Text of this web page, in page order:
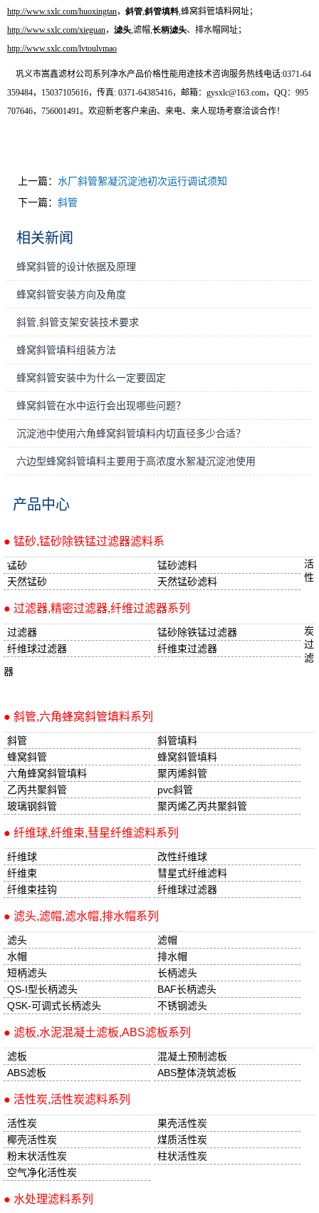
http://www.sxlc.com/huoxingtan， 斜管,斜管填料,蜂窝斜管填料网址；
http://www.sxlc.com/xieguan， 滤头,滤帽,长柄滤头、排水帽网址；
http://www.sxlc.com/lvtoulvmao
巩义市嵩鑫滤材公司系列净水产品价格性能用途技术咨询服务热线电话:0371-64
359484， 15037105616， 传真: 0371-64385416， 邮箱： gysxlc@163.com， QQ： 995
707646， 756001491。欢迎新老客户来函、来电、来人现场考察洽谈合作！
上一篇： 水厂斜管絮凝沉淀池初次运行调试须知
下一篇： 斜管
相关新闻
蜂窝斜管的设计依据及原理
蜂窝斜管安装方向及角度
斜管,斜管支架安装技术要求
蜂窝斜管填料组装方法
蜂窝斜管安装中为什么一定要固定
蜂窝斜管在水中运行会出现哪些问题？
沉淀池中使用六角蜂窝斜管填料内切直径多少合适？
六边型蜂窝斜管填料主要用于高浓度水絮凝沉淀池使用
产品中心
● 锰砂,锰砂除铁锰过滤器滤料系
锰砂
锰砂滤料
天然锰砂
天然锰砂滤料
● 过滤器,精密过滤器,纤维过滤器系列
过滤器
锰砂除铁锰过滤器
纤维球过滤器
纤维束过滤器
活
性
炭
过
滤
器
● 斜管,六角蜂窝斜管填料系列
斜管
斜管填料
蜂窝斜管
蜂窝斜管填料
六角蜂窝斜管填料
聚丙烯斜管
乙丙共聚斜管
pvc斜管
玻璃钢斜管
聚丙烯乙丙共聚斜管
● 纤维球,纤维束,彗星纤维滤料系列
纤维球
改性纤维球
纤维束
彗星式纤维滤料
纤维束挂钩
纤维球过滤器
● 滤头,滤帽,滤水帽,排水帽系列
滤头
滤帽
水帽
排水帽
短柄滤头
长柄滤头
QS-I型长柄滤头
BAF长柄滤头
QSK-可调式长柄滤头
不锈钢滤头
● 滤板,水泥混凝土滤板,ABS滤板系列
滤板
混凝土预制滤板
ABS滤板
ABS整体浇筑滤板
● 活性炭,活性炭滤料系列
活性炭
果壳活性炭
椰壳活性炭
煤质活性炭
粉末状活性炭
柱状活性炭
空气净化活性炭
● 水处理滤料系列